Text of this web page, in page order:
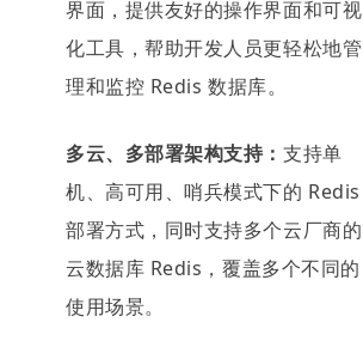
界面，提供友好的操作界面和可视
化工具，帮助开发人员更轻松地管
理和监控 Redis 数据库。
多云、多部署架构支持： 支持单
机、高可用、哨兵模式下的 Redis
部署方式，同时支持多个云厂商的
云数据库 Redis，覆盖多个不同的
使用场景。